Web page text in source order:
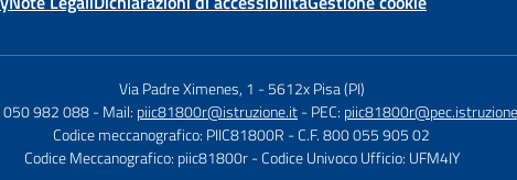
Via Padre Ximenes, 1 -5612x Pisa (PI)
050 982 088- Mail: piic81800r@istruzione.it- PEC:
Codice meccanografico: PIIC81800R - C.F. 800 055 905 02
Codice Meccanografico: piic81800r - Codice Univoco Ufficio: UFM4IY